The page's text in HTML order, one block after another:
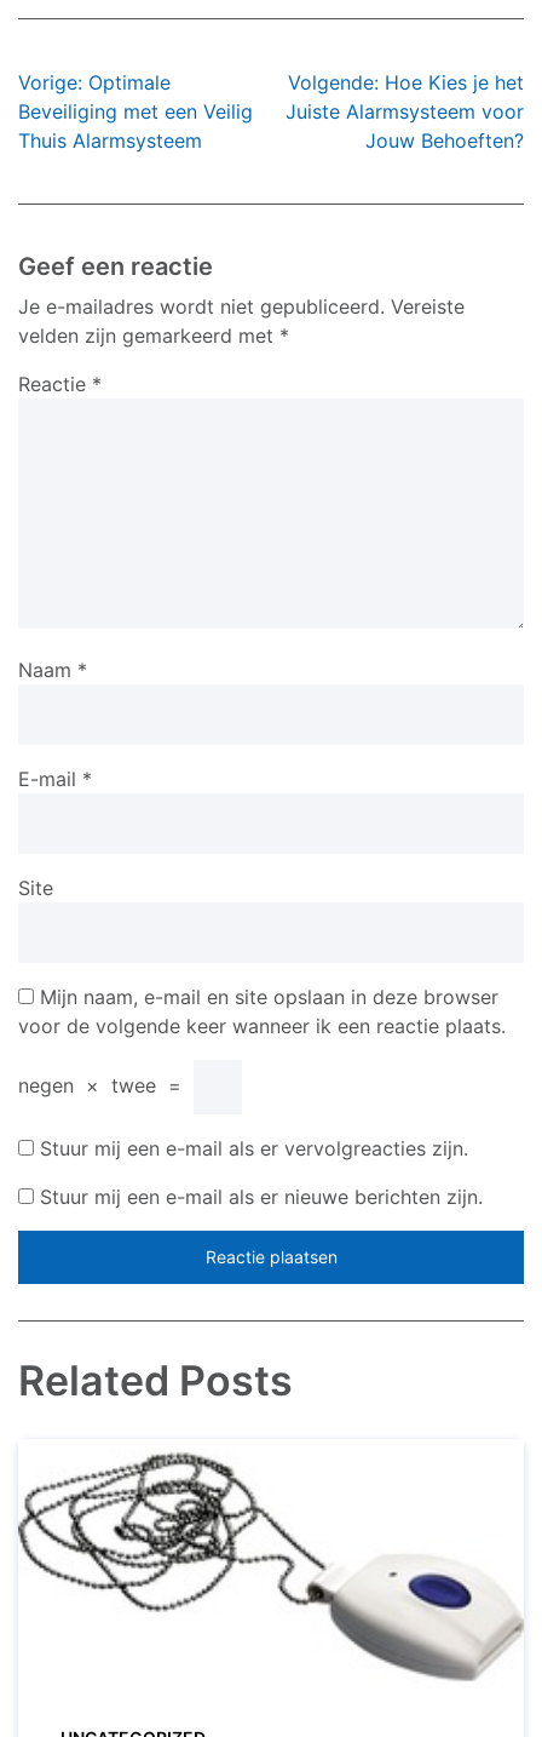
Bericht
navigatie
Vorige: Optimale
Beveiliging met een Veilig
Thuis Alarmsysteem
Volgende: Hoe Kies je het
Juiste Alarmsysteem voor
Jouw Behoeften?
Geef een reactie
Je e-mailadres wordt niet gepubliceerd. Vereiste
velden zijn gemarkeerd met *
Reactie *
Naam *
E-mail *
Site
Mijn naam, e-mail en site opslaan in deze browser
voor de volgende keer wanneer ik een reactie plaats.
negen × twee =
Stuur mij een e-mail als er vervolgreacties zijn.
Stuur mij een e-mail als er nieuwe berichten zijn.
Related Posts